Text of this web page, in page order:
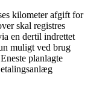
kilometer afgift for
skalregistres
en dertil indrettet
muligt ved brug
planlagte